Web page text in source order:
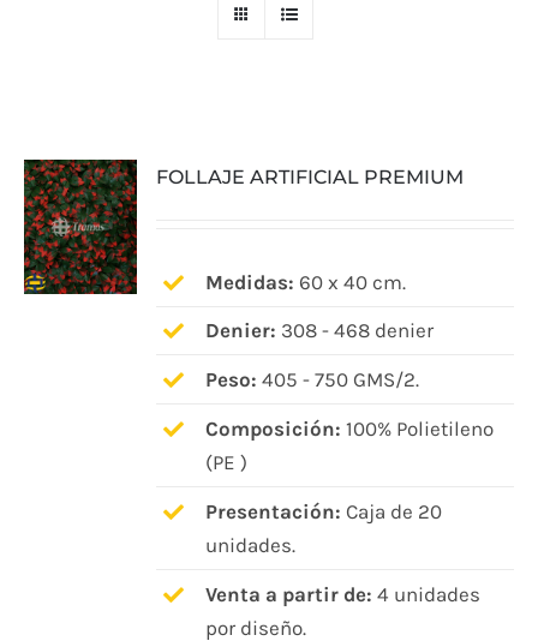
FOLLAJE ARTIFICIAL PREMIUM
Medidas: 60 x 40 cm.
Denier: 308 - 468 denier
Peso: 405 - 750 GMS/2.
Composición: 100% Polietileno
(PE )
Presentación: Caja de 20
unidades.
Venta a partir de: 4 unidades
por diseño.